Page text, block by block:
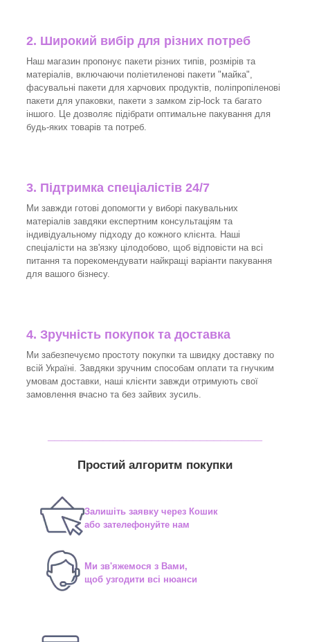
2. Широкий вибір для різних потреб
Наш магазин пропонує пакети різних типів, розмірів та
матеріалів, включаючи поліетиленові пакети "майка",
фасувальні пакети для харчових продуктів, поліпропіленові
пакети для упаковки, пакети з замком zip-lock та багато
іншого. Це дозволяє підібрати оптимальне пакування для
будь-яких товарів та потреб.
3. Підтримка спеціалістів 24/7
Ми завжди готові допомогти у виборі пакувальних
матеріалів завдяки експертним консультаціям та
індивідуальному підходу до кожного клієнта. Наші
спеціалісти на зв'язку цілодобово, щоб відповісти на всі
питання та порекомендувати найкращі варіанти пакування
для вашого бізнесу.
4. Зручність покупок та доставка
Ми забезпечуємо простоту покупки та швидку доставку по
всій Україні. Завдяки зручним способам оплати та гнучким
умовам доставки, наші клієнти завжди отримують свої
замовлення вчасно та без зайвих зусиль.
Простий алгоритм покупки
Залишіть заявку через Кошик
або зателефонуйте нам
Ми зв'яжемося з Вами,
щоб узгодити всі нюанси